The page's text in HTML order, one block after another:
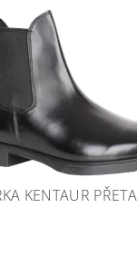
KENTAUR